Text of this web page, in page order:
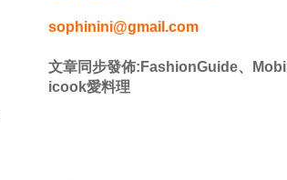
sophinini@gmail.com
文章同步發佈:FashionGuide、
icook愛料理